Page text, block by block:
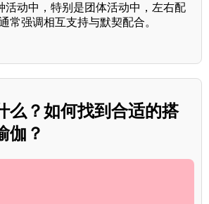
活动中，特别是团体活动中，左右配
常强调相互支持与默契配合。
么？如何找到合适的搭
伽？